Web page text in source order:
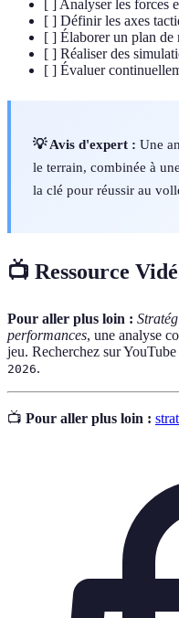
[ ] Analyser les forces
[ ] Définir les axes
[ ] Élaborer un plan de
[ ] Réaliser des
[ ] Évaluer
💡 Avis d'expert : Une
le terrain, combinée à
la clé pour réussir au
📺 Ressource
Pour aller plus loin :
performances, une analyse
jeu. Recherchez sur YouTube
2026.
📺 Pour aller plus loin :